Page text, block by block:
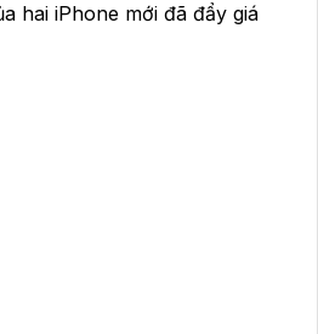
hai iPhone mới đã đẩy giá